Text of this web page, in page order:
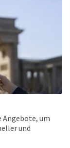
Angebote, um
und